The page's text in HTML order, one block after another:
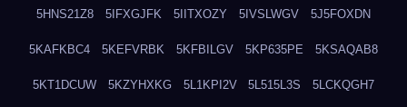
5HNS21Z8 5IFXGJFK 5IITXOZY 5IVSLWGV 5J5FOXDN
5KAFKBC4 5KEFVRBK 5KFBILGV 5KP635PE 5KSAQAB8
5KT1DCUW 5KZYHXKG 5L1KPI2V 5L515L3S 5LCKQGH7